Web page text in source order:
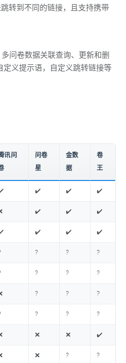
转到不同的链接，且支持携带
问卷数据关联查询、更新和删
定义提示语，自定义跳转链接等
讯问
问卷
星
金数
据
卷
王
✔️ ✔️ ✔️
✔️ ✔️ ✔️
✔️ ✔️ ✔️
? ? ?
? ? ?
? ? ?
? ? ?
❌ ❌ ✔️
❌ ? ?